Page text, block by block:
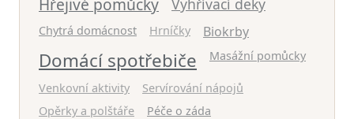
Chytrá domácnost Hrníčky Biokrby
Domácí spotřebiče Masážní pomůcky
Venkovní aktivity
Servírování nápojů
Opěrky a polštáře
Péče o záda